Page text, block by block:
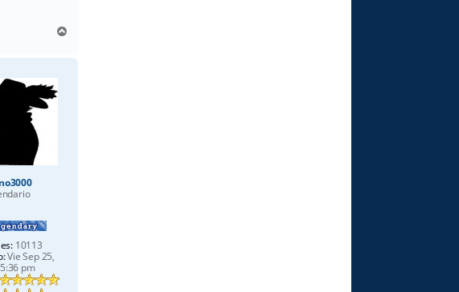
r
10113
Vie Sep 25,
pm